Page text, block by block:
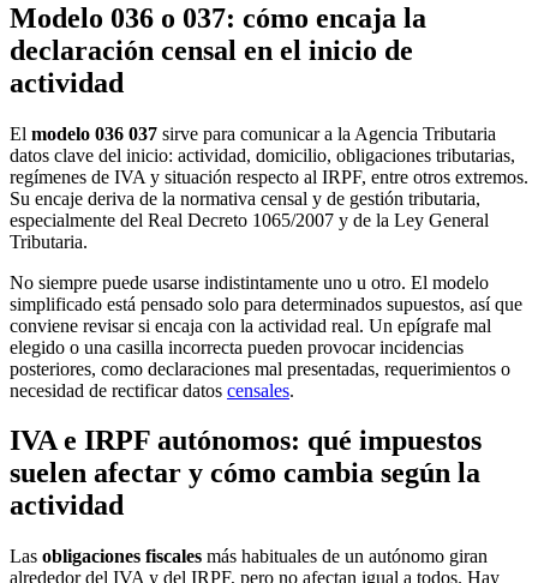
Modelo 036 o 037: cómo encaja la
declaración censal en el inicio de
actividad
El modelo 036 037 sirve para comunicar a la Agencia Tributaria
datos clave del inicio: actividad, domicilio, obligaciones tributarias,
regímenes de IVA y situación respecto al IRPF, entre otros extremos.
Su encaje deriva de la normativa censal y de gestión tributaria,
especialmente del Real Decreto 1065/2007 y de la Ley General
Tributaria.
No siempre puede usarse indistintamente uno u otro. El modelo
simplificado está pensado solo para determinados supuestos, así que
conviene revisar si encaja con la actividad real. Un epígrafe mal
elegido o una casilla incorrecta pueden provocar incidencias
posteriores, como declaraciones mal presentadas, requerimientos o
necesidad de rectificar datos censales.
IVA e IRPF autónomos: qué impuestos
suelen afectar y cómo cambia según la
actividad
Las obligaciones fiscales más habituales de un autónomo giran
alrededor del IVA y del IRPF, pero no afectan igual a todos. Hay